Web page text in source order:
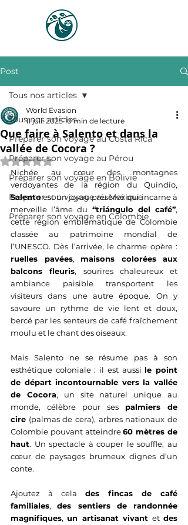
Post
Tous nos articles
Préparer son voyage au Costa Rica
Préparer son voyage au Pérou
Préparer son voyage en Bolivie
Préparer son voyage au Mexique
Préparer son voyage en Colombie
Tous nos articles
Que faire à Salento et dans la
vallée de Cocora ?
World Evasion
11 juil. 2025 10 min de lecture
Noté NaN étoiles sur 5.
Nichée au cœur des montagnes
Salento est un joyau préservé qui incarne à
merveille l’âme du “triángulo del café”,
cette région emblématique de Colombie
classée au patrimoine mondial de
ruelles pavées, maisons colorées aux
balcons fleuris, sourires chaleureux et
ambiance paisible transportent les
visiteurs dans une autre époque. On y
savoure un rythme de vie lent et doux,
bercé par les senteurs de café fraîchement
moulu et le chant des oiseaux.
Mais Salento ne se résume pas à son
esthétique coloniale : il est aussi le point
de départ incontournable vers la vallée
de Cocora, un site naturel unique au
monde, célèbre pour ses palmiers de
cire (palmas de cera), arbres nationaux de
Colombie pouvant atteindre 60 mètres de
haut. Un spectacle à couper le souffle, au
cœur de paysages brumeux dignes d’un
conte.
Ajoutez à cela des fincas de café
familiales, des sentiers de randonnée
magnifiques, un artisanat vivant et des